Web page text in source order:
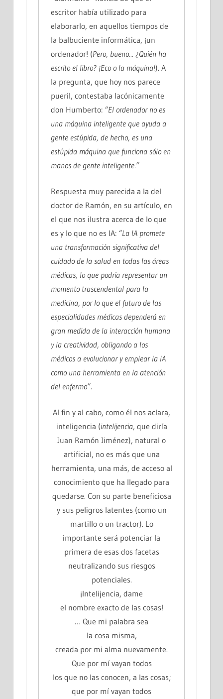
escritor había utilizado para
elaborarlo, en aquellos tiempos de
la balbuciente informática, ¡un
ordenador! (Pero, bueno... ¿Quién ha
escrito el libro? ¡Eco o la máquina!). A
la pregunta, que hoy nos parece
pueril, contestaba lacónicamente
don Humberto: “El ordenador no es
una máquina inteligente que ayuda a
gente estúpida, de hecho, es una
estúpida máquina que funciona sólo en
manos de gente inteligente.”
Respuesta muy parecida a la del
doctor de Ramón, en su artículo, en
el que nos ilustra acerca de lo que
es y lo que no es IA: “La IA promete
una transformación significativa del
cuidado de la salud en todas las áreas
médicas, lo que podría representar un
momento trascendental para la
medicina, por lo que el futuro de las
especialidades médicas dependerá en
gran medida de la interacción humana
y la creatividad, obligando a los
médicos a evolucionar y emplear la IA
como una herramienta en la atención
del enfermo”.
Al fin y al cabo, como él nos aclara,
inteligencia (intelijencia, que diría
Juan Ramón Jiménez), natural o
artificial, no es más que una
herramienta, una más, de acceso al
conocimiento que ha llegado para
quedarse. Con su parte beneficiosa
y sus peligros latentes (como un
martillo o un tractor). Lo
importante será potenciar la
primera de esas dos facetas
neutralizando sus riesgos
potenciales.
¡Intelijencia, dame
el nombre exacto de las cosas!
… Que mi palabra sea
la cosa misma,
creada por mi alma nuevamente.
Que por mí vayan todos
los que no las conocen, a las cosas;
que por mí vayan todos